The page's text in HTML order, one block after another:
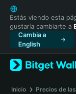
English
日本語
Tiếng Việt
Русский
Español
Türkçe
Français
Estás viendo esta
gustaría cambiarte a
Cambia a
English
Inicio Precios de